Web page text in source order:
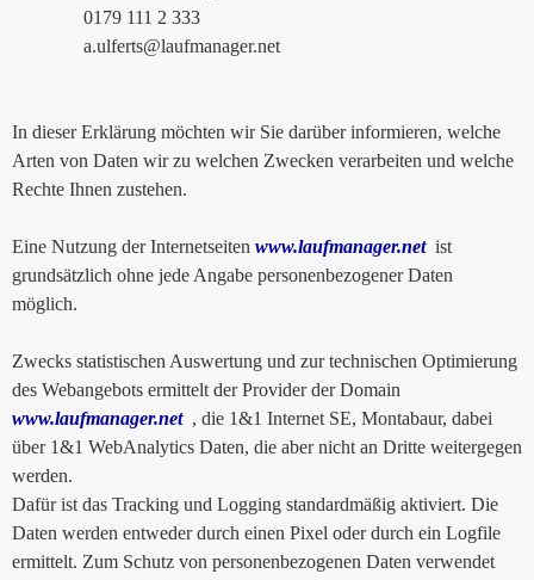
0179 111 2 333
a.ulferts@laufmanager.net
In dieser Erklärung möchten wir Sie darüber informieren, welche
Arten von Daten wir zu welchen Zwecken verarbeiten und welche
Rechte Ihnen zustehen.
Eine Nutzung der Internetseiten www.laufmanager.netist
grundsätzlich ohne jede Angabe personenbezogener Daten
möglich.
Zwecks statistischen Auswertung und zur technischen Optimierung
des Webangebots ermittelt der Provider der Domain
www.laufmanager.net, die 1&1 Internet SE, Montabaur, dabei
über 1&1 WebAnalytics Daten, die aber nicht an Dritte weitergegen
werden.
Dafür ist das Tracking und Logging standardmäßig aktiviert. Die
Daten werden entweder durch einen Pixel oder durch ein Logfile
ermittelt. Zum Schutz von personenbezogenen Daten verwendet